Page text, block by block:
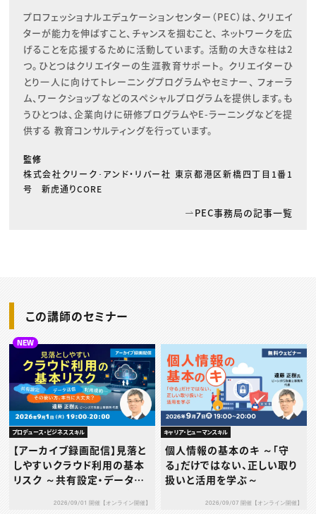
プロフェッショナルエデュケーションセンター（PEC）は、クリエイ
ターが能力を伸ばすこと、チャンスを掴むこと、 ネットワークを広
げることを応援するために活動しています。 活動の大きな柱は2
つ。ひとつはクリエイターの生涯教育サポート。 クリエイターひ
とり一人に向けてトレーニングプログラムやセミナー、 フォーラ
ム、ワークショップなどのスペシャルプログラムを提供します。も
うひとつは、企業向けに研修プログラムやE-ラーニングなどを提
供する 教育コンサルティングを行っています。
監修
株式会社クリーク･アンド・リバー社 東京都港区新橋四丁目1番1
号 新虎通りCORE
PEC事務局の記事一覧
この講師のセミナー
NEW
プロデュース・ビジネススキル
【アーカイブ録画配信】見落と
しやすいクラウド利用の基本
リスク ～共有設定・データ送
当に大丈夫？～2026/09/01 開催【オンライン開催】
キャリア・ヒューマンスキル
個人情報の基本のキ ～「守
る」だけではない、正しい取り
扱いと活用を学ぶ～
2026/09/07 開催【オンライン開催】